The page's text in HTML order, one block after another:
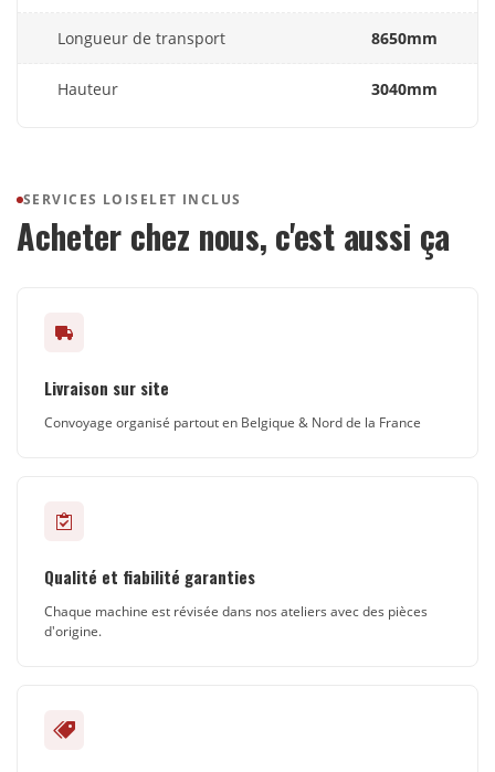
Longueur de transport 8650mm
Hauteur 3040mm
SERVICES LOISELET INCLUS
Acheter chez nous, c'est aussi ça
Livraison sur site
Convoyage organisé partout en Belgique & Nord de la France
Qualité et fiabilité garanties
Chaque machine est révisée dans nos ateliers avec des pièces
d'origine.